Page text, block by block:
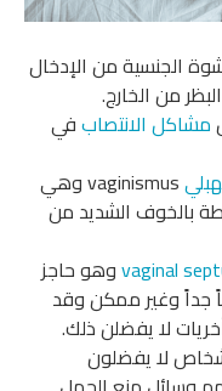
للنشوة الجنسية من الإدخال
من الخارج.
مشاكل الانتصابفي
vaginismus وهي
بالخوف الشديد من
vaginalوهو حاجز
جداً وغير ممكن وقد
أخريات لا يفضلن ذلك.
لا يفضلون